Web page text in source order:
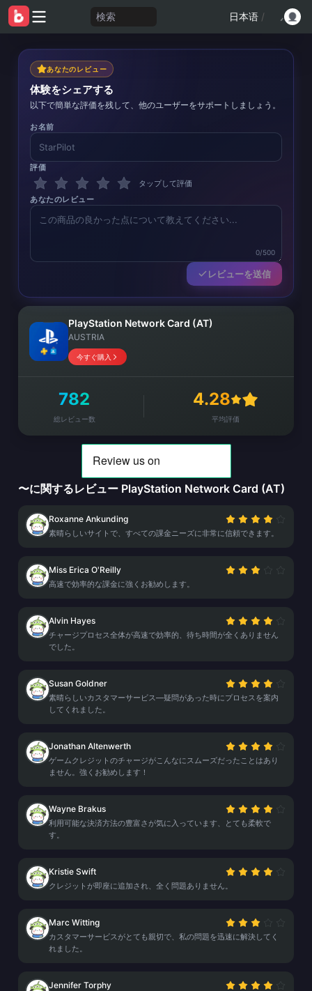
検索 日本语 /
あなたのレビュー
体験をシェアする
以下で簡単な評価を残して、他のユーザーをサポートしましょう。
お名前
評価
タップして評価
あなたのレビュー
0/500
レビューを送信
PlayStation Network Card (AT)
AUSTRIA
今すぐ購入
782
総レビュー数
4.28
平均評価
〜に関するレビュー PlayStation Network Card (AT)
Roxanne Ankunding
素晴らしいサイトで、すべての課金ニーズに非常に信頼できます。
Miss Erica O'Reilly
高速で効率的な課金に強くお勧めします。
Alvin Hayes
チャージプロセス全体が高速で効率的、待ち時間が全くありません
でした。
Susan Goldner
素晴らしいカスタマーサービス—疑問があった時にプロセスを案内
してくれました。
Jonathan Altenwerth
ゲームクレジットのチャージがこんなにスムーズだったことはあり
ません。強くお勧めします！
Wayne Brakus
利用可能な決済方法の豊富さが気に入っています、とても柔軟で
す。
Kristie Swift
クレジットが即座に追加され、全く問題ありません。
Marc Witting
カスタマーサービスがとても親切で、私の問題を迅速に解決してく
れました。
Jennifer Torphy